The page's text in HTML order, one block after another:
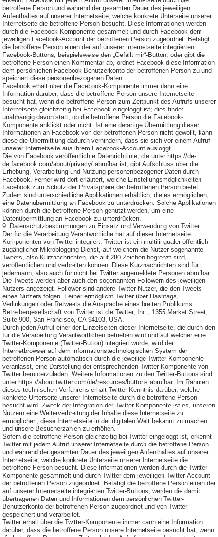
betroffene Person und während der gesamten Dauer des jeweiligen
Aufenthaltes auf unserer Internetseite, welche konkrete Unterseite unserer
Internetseite die betroffene Person besucht. Diese Informationen werden
durch die Facebook-Komponente gesammelt und durch Facebook dem
jeweiligen Facebook-Account der betroffenen Person zugeordnet. Betätigt
die betroffene Person einen der auf unserer Internetseite integrierten
Facebook-Buttons, beispielsweise den „Gefällt mir“-Button, oder gibt die
betroffene Person einen Kommentar ab, ordnet Facebook diese Information
dem persönlichen Facebook-Benutzerkonto der betroffenen Person zu und
speichert diese personenbezogenen Daten.
Facebook erhält über die Facebook-Komponente immer dann eine
Information darüber, dass die betroffene Person unsere Internetseite
besucht hat, wenn die betroffene Person zum Zeitpunkt des Aufrufs unserer
Internetseite gleichzeitig bei Facebook eingeloggt ist; dies findet
unabhängig davon statt, ob die betroffene Person die Facebook-
Komponente anklickt oder nicht. Ist eine derartige Übermittlung dieser
Informationen an Facebook von der betroffenen Person nicht gewollt, kann
diese die Übermittlung dadurch verhindern, dass sie sich vor einem Aufruf
unserer Internetseite aus ihrem Facebook-Account ausloggt.
Die von Facebook veröffentlichte Datenrichtlinie, die unter https://de-
de.facebook.com/about/privacy/ abrufbar ist, gibt Aufschluss über die
Erhebung, Verarbeitung und Nutzung personenbezogener Daten durch
Facebook. Ferner wird dort erläutert, welche Einstellungsmöglichkeiten
Facebook zum Schutz der Privatsphäre der betroffenen Person bietet.
Zudem sind unterschiedliche Applikationen erhältlich, die es ermöglichen,
eine Datenübermittlung an Facebook zu unterdrücken. Solche Applikationen
können durch die betroffene Person genutzt werden, um eine
Datenübermittlung an Facebook zu unterdrücken.
9. Datenschutzbestimmungen zu Einsatz und Verwendung von Twitter
Der für die Verarbeitung Verantwortliche hat auf dieser Internetseite
Komponenten von Twitter integriert. Twitter ist ein multilingualer öffentlich
zugänglicher Mikroblogging-Dienst, auf welchem die Nutzer sogenannte
Tweets, also Kurznachrichten, die auf 280 Zeichen begrenzt sind,
veröffentlichen und verbreiten können. Diese Kurznachrichten sind für
jedermann, also auch für nicht bei Twitter angemeldete Personen abrufbar.
Die Tweets werden aber auch den sogenannten Followern des jeweiligen
Nutzers angezeigt. Follower sind andere Twitter-Nutzer, die den Tweets
eines Nutzers folgen. Ferner ermöglicht Twitter über Hashtags,
Verlinkungen oder Retweets die Ansprache eines breiten Publikums.
Betreibergesellschaft von Twitter ist die Twitter, Inc., 1355 Market Street,
Suite 900, San Francisco, CA 94103, USA.
Durch jeden Aufruf einer der Einzelseiten dieser Internetseite, die durch den
für die Verarbeitung Verantwortlichen betrieben wird und auf welcher eine
Twitter-Komponente (Twitter-Button) integriert wurde, wird der
Internetbrowser auf dem informationstechnologischen System der
betroffenen Person automatisch durch die jeweilige Twitter-Komponente
veranlasst, eine Darstellung der entsprechenden Twitter-Komponente von
Twitter herunterzuladen. Weitere Informationen zu den Twitter-Buttons sind
unter https://about.twitter.com/de/resources/buttons abrufbar. Im Rahmen
dieses technischen Verfahrens erhält Twitter Kenntnis darüber, welche
konkrete Unterseite unserer Internetseite durch die betroffene Person
besucht wird. Zweck der Integration der Twitter-Komponente ist es, unseren
Nutzern eine Weiterverbreitung der Inhalte diese Internetseite zu
ermöglichen, diese Internetseite in der digitalen Welt bekannt zu machen
und unsere Besucherzahlen zu erhöhen.
Sofern die betroffene Person gleichzeitig bei Twitter eingeloggt ist, erkennt
Twitter mit jedem Aufruf unserer Internetseite durch die betroffene Person
und während der gesamten Dauer des jeweiligen Aufenthaltes auf unserer
Internetseite, welche konkrete Unterseite unserer Internetseite die
betroffene Person besucht. Diese Informationen werden durch die Twitter-
Komponente gesammelt und durch Twitter dem jeweiligen Twitter-Account
der betroffenen Person zugeordnet. Betätigt die betroffene Person einen der
auf unserer Internetseite integrierten Twitter-Buttons, werden die damit
übertragenen Daten und Informationen dem persönlichen Twitter-
Benutzerkonto der betroffenen Person zugeordnet und von Twitter
gespeichert und verarbeitet.
Twitter erhält über die Twitter-Komponente immer dann eine Information
darüber, dass die betroffene Person unsere Internetseite besucht hat, wenn